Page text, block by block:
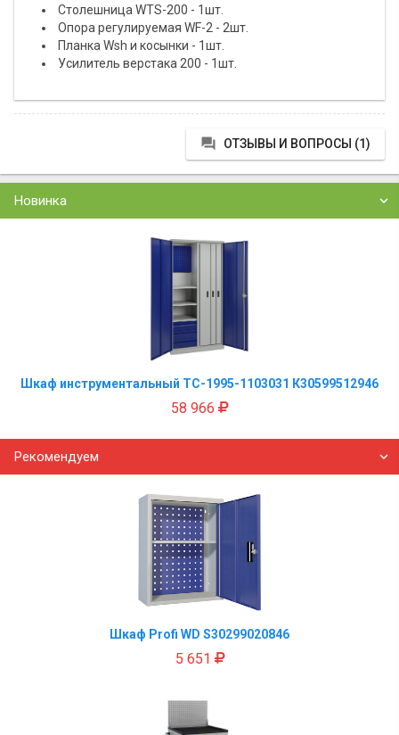
Столешница WTS-200 - 1шт.
Опора регулируемая WF-2 - 2шт.
Планка Wsh и косынки - 1шт.
Усилитель верстака 200 - 1шт.
 ОТЗЫВЫ И ВОПРОСЫ (1)
Новинка
Шкаф инструментальный TC-1995-1103031 К30599512946
58 966
Рекомендуем
Шкаф Profi WD S30299020846
5 651